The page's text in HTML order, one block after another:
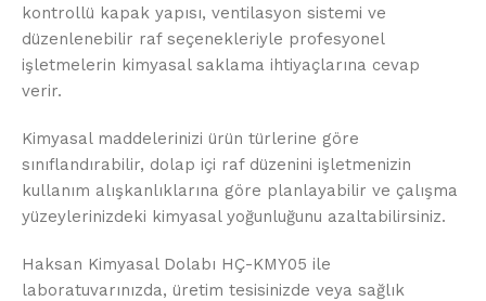
kontrollü kapak yapısı, ventilasyon sistemi ve
düzenlenebilir raf seçenekleriyle profesyonel
işletmelerin kimyasal saklama ihtiyaçlarına cevap
verir.
Kimyasal maddelerinizi ürün türlerine göre
sınıflandırabilir, dolap içi raf düzenini işletmenizin
kullanım alışkanlıklarına göre planlayabilir ve çalışma
yüzeylerinizdeki kimyasal yoğunluğunu azaltabilirsiniz.
Haksan Kimyasal Dolabı HÇ-KMY05 ile
laboratuvarınızda, üretim tesisinizde veya sağlık